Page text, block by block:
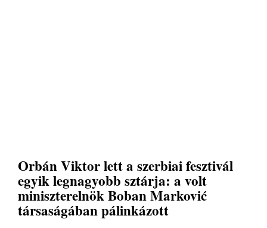
Orbán Viktor lett a szerbiai fesztivál
egyik legnagyobb sztárja: a volt
miniszterelnök Boban Marković
társaságában pálinkázott